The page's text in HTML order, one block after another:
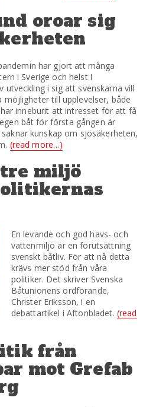
oroar sig
har gjort att många
i Sverige och helst i
utveckling i sig att svenskarna vill
möjligheter till upplevelser, både
inneburit att intresset för att få
båt för första gången är
kunskap om sjösäkerheten,
(read more…)
miljö
En levande och god havs- och
vattenmiljö är en förutsättning
svenskt båtliv. För att nå detta
krävs mer stöd från våra
politiker. Det skriver Svenska
Båtunionens ordförande,
Christer Eriksson, i en
debattartikel i Aftonbladet. (read
från
mot Grefab